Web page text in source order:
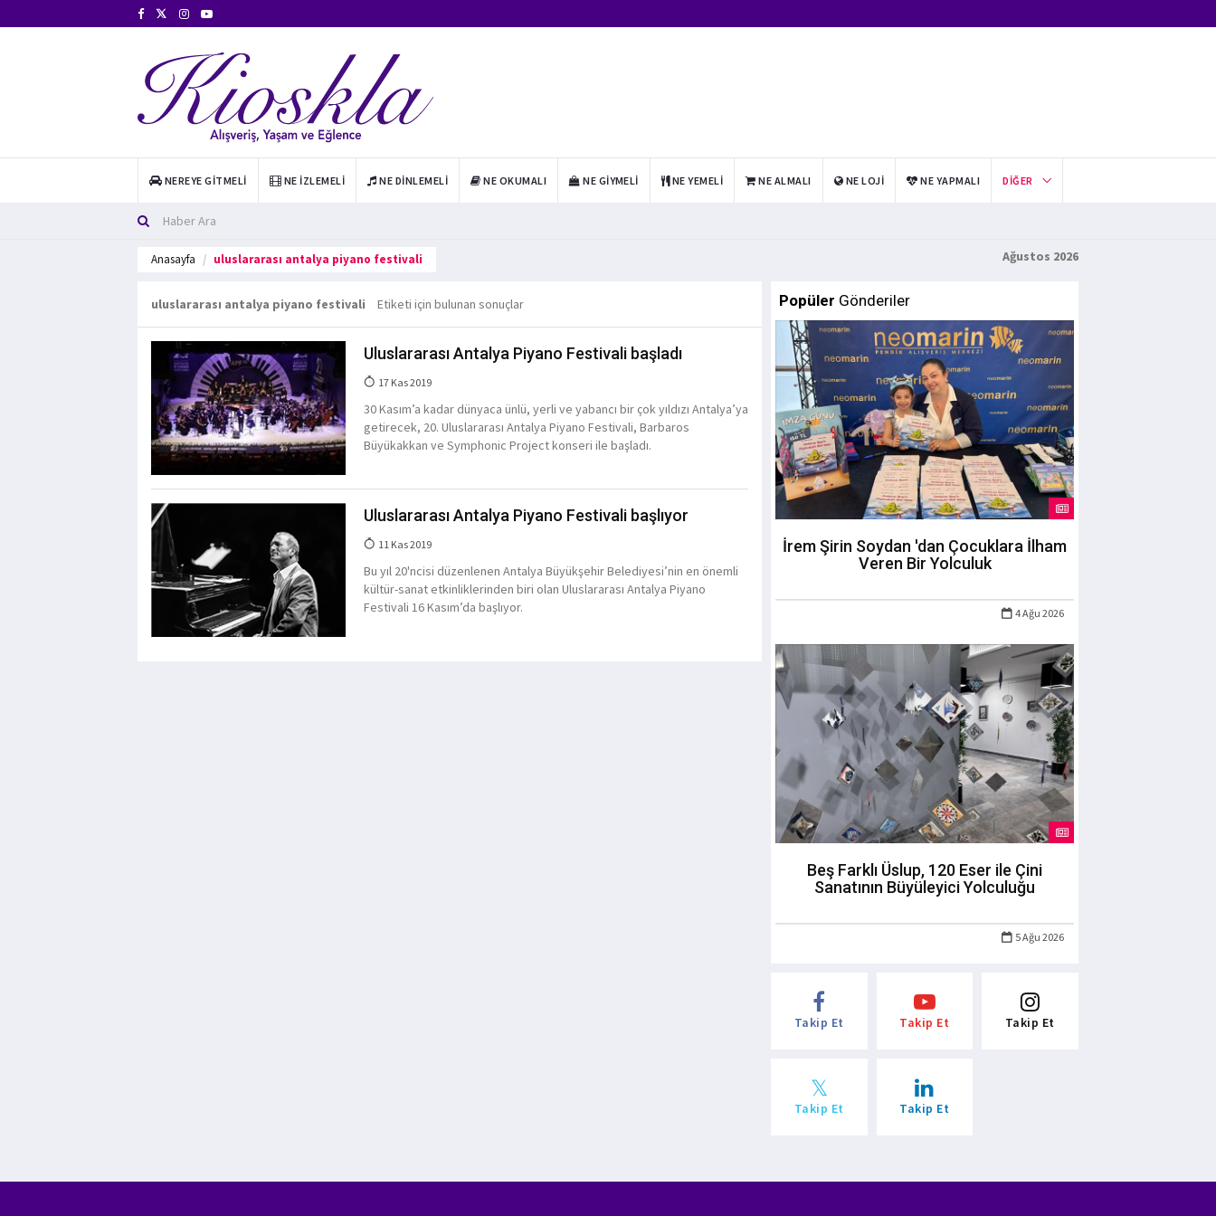
NEREYE GITMELI NE İZLEMELI NE DINLEMELI NE OKUMALI NE GIYMELI NE YEMELI NE ALMALI NE LOJI NE YAPMALI DIĞER
Anasayfa uluslararası antalya piyano festivali Ağustos 2026
uluslararası antalya piyano festivali Etiketi için bulunan sonuçlar
Uluslararası Antalya Piyano Festivali başladı
17 Kas 2019
30 Kasım’a kadar dünyaca ünlü, yerli ve yabancı bir çok yıldızı Antalya’ya
getirecek, 20. Uluslararası Antalya Piyano Festivali, Barbaros
Büyükakkan ve Symphonic Project konseri ile başladı.
Uluslararası Antalya Piyano Festivali başlıyor
11 Kas 2019
Bu yıl 20'ncisi düzenlenen Antalya Büyükşehir Belediyesi’nin en önemli
kültür-sanat etkinliklerinden biri olan Uluslararası Antalya Piyano
Festivali 16 Kasım’da başlıyor.
Popüler Gönderiler
İrem Şirin Soydan 'dan Çocuklara İlham
Veren Bir Yolculuk
4 Ağu 2026
Beş Farklı Üslup, 120 Eser ile Çini
Sanatının Büyüleyici Yolculuğu
5 Ağu 2026
Takip Et Takip Et Takip Et
Takip Et Takip Et